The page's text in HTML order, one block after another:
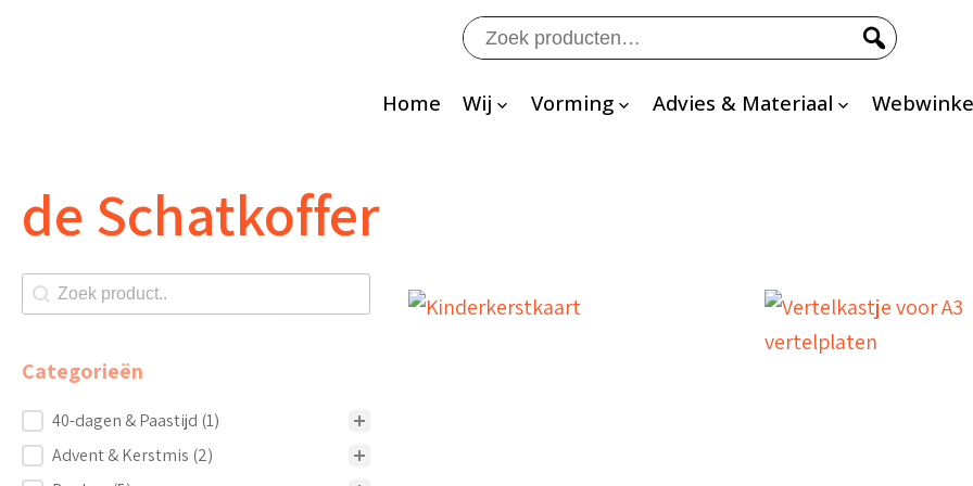
Zoeken
naar:
Home Wij Vorming Advies & Materiaal
de Schatkoffer
Zoeken shop
Search content
Categorieën
Categorieën
40-dagen & Paastijd (1)
Advent & Kerstmis (2)